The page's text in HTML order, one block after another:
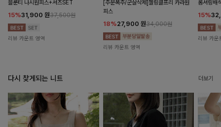
블룬티 나시원피스+셔츠SET
15%31,900 원37,500원
리뷰 카운트 영역
[주문폭주/군살삭제]젤링클프리 카라원
피스
18%27,900 원34,000원
리뷰 카운트 영역
롬셔링배
15%
리뷰 카운
다시 찾게되는 니트 더보기